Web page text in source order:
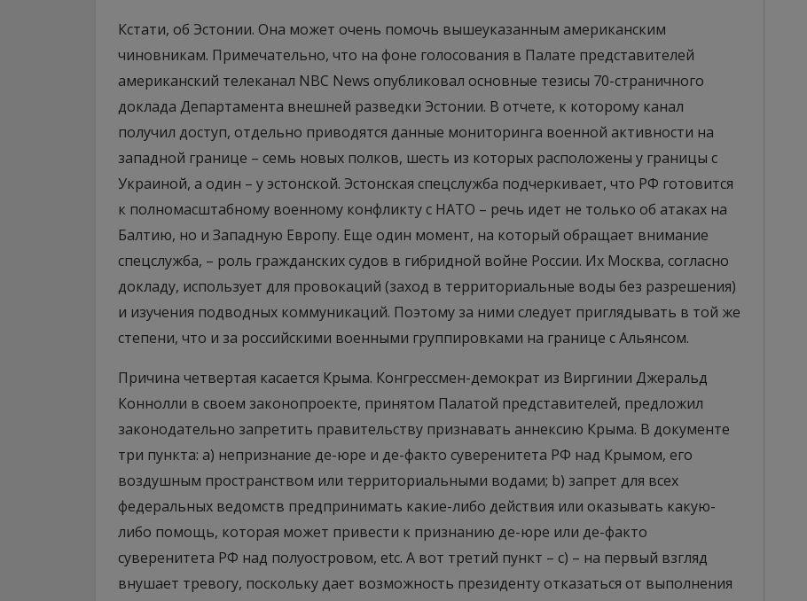
Кстати, об Эстонии. Она может очень помочь вышеуказанным американским
чиновникам. Примечательно, что на фоне голосования в Палате представителей
американский телеканал NBC News опубликовал основные тезисы 70-страничного
доклада Департамента внешней разведки Эстонии. В отчете, к которому канал
получил доступ, отдельно приводятся данные мониторинга военной активности на
западной границе – семь новых полков, шесть из которых расположены у границы с
Украиной, а один – у эстонской. Эстонская спецслужба подчеркивает, что РФ готовится
к полномасштабному военному конфликту с НАТО – речь идет не только об атаках на
Балтию, но и Западную Европу. Еще один момент, на который обращает внимание
спецслужба, – роль гражданских судов в гибридной войне России. Их Москва, согласно
докладу, использует для провокаций (заход в территориальные воды без разрешения)
и изучения подводных коммуникаций. Поэтому за ними следует приглядывать в той же
степени, что и за российскими военными группировками на границе с Альянсом.
Причина четвертая касается Крыма. Конгрессмен-демократ из Виргинии Джеральд
Коннолли в своем законопроекте, принятом Палатой представителей, предложил
законодательно запретить правительству признавать аннексию Крыма. В документе
три пункта: а) непризнание де-юре и де-факто суверенитета РФ над Крымом, его
воздушным пространством или территориальными водами; b) запрет для всех
федеральных ведомств предпринимать какие-либо действия или оказывать какую-
либо помощь, которая может привести к признанию де-юре или де-факто
суверенитета РФ над полуостровом, etc. А вот третий пункт – c) – на первый взгляд
внушает тревогу, поскольку дает возможность президенту отказаться от выполнения